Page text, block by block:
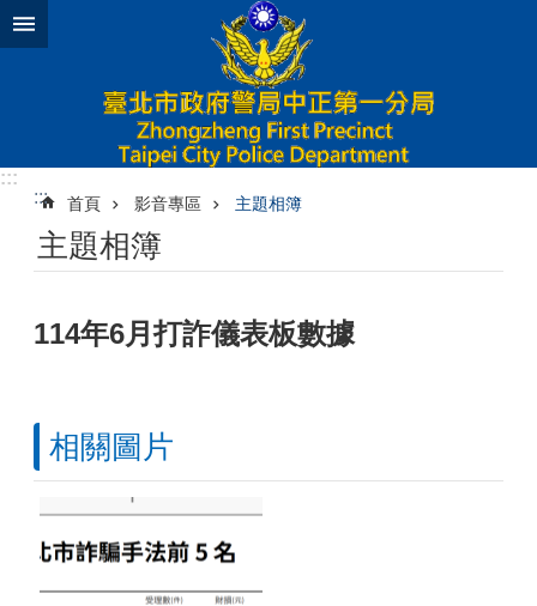
跳到主要內容區塊
:::
:::
首頁 影音專區 主題相簿
主題相簿
114年6月打詐儀表板數據
相關圖片